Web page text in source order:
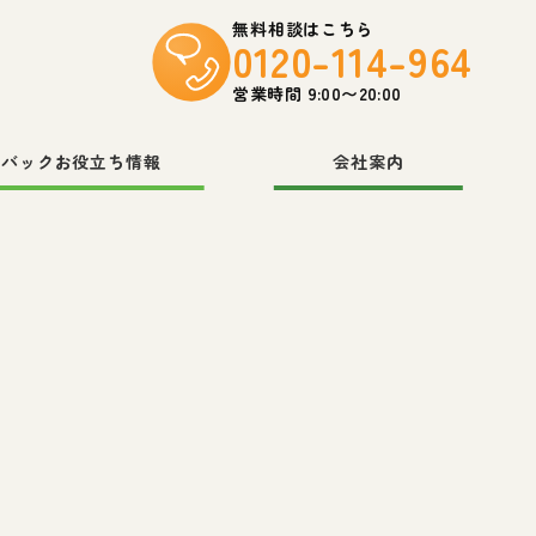
無料相談はこちら
0120-114-964
営業時間 9:00〜20:00
ックお役立ち情報 会社案内